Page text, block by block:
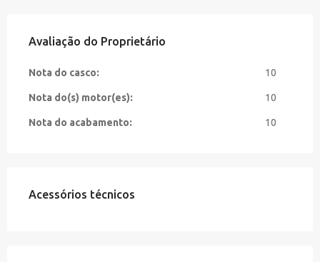
Avaliação do Proprietário
Nota do casco: 10
Nota do(s) motor(es): 10
Nota do acabamento: 10
Acessórios técnicos